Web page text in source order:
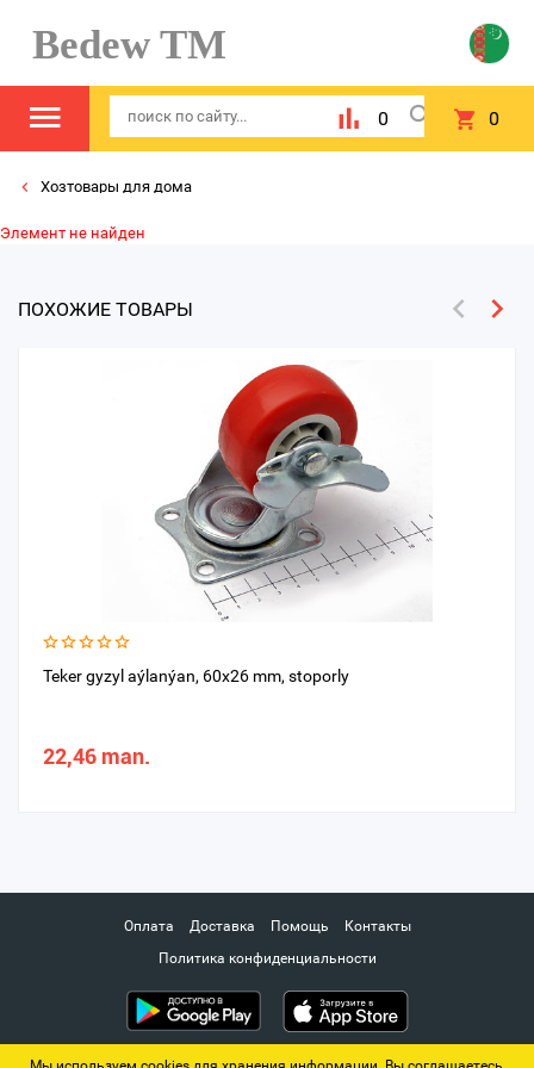
Bedew TM
0 0
Хозтовары для дома
Элемент не найден
ПОХОЖИЕ ТОВАРЫ
Teker gyzyl aýlanýan, 60x26 mm, stoporly
22,46 man.
Оплата Доставка Помощь
Контакты
Политика конфиденциальности